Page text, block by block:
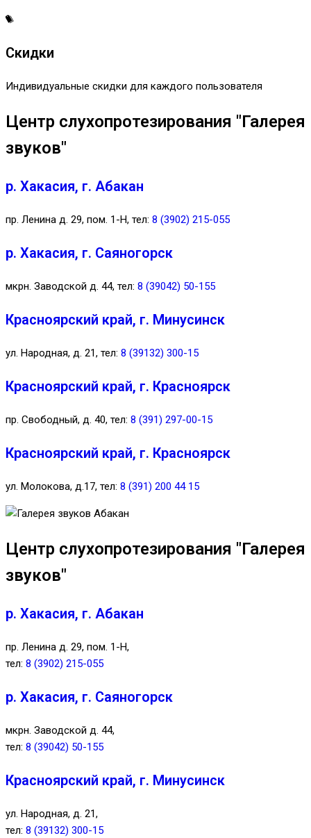
Скидки
Индивидуальные скидки для каждого пользователя
Центр слухопротезирования "Галерея
звуков"
р. Хакасия, г. Абакан
пр. Ленина д. 29, пом. 1-Н, тел: 8 (3902) 215-055
р. Хакасия, г. Саяногорск
мкрн. Заводской д. 44, тел: 8 (39042) 50-155
Красноярский край, г. Минусинск
ул. Народная, д. 21, тел: 8 (39132) 300-15
Красноярский край, г. Красноярск
пр. Свободный, д. 40, тел: 8 (391) 297-00-15
Красноярский край, г. Красноярск
ул. Молокова, д.17, тел: 8 (391) 200 44 15
Центр слухопротезирования "Галерея
звуков"
р. Хакасия, г. Абакан
пр. Ленина д. 29, пом. 1-Н,
тел: 8 (3902) 215-055
р. Хакасия, г. Саяногорск
мкрн. Заводской д. 44,
тел: 8 (39042) 50-155
Красноярский край, г. Минусинск
ул. Народная, д. 21,
тел: 8 (39132) 300-15